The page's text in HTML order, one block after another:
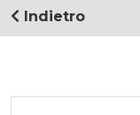
Indietro